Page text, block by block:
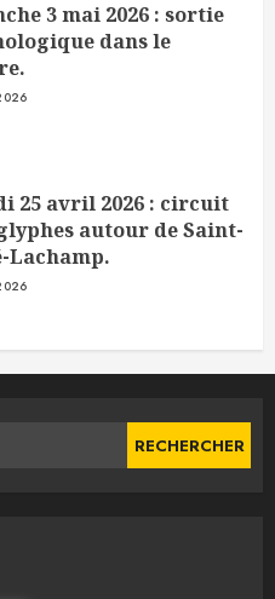
3 mai 2026 : sortie
dans le
25 avril 2026 : circuit
autour de Saint-
Lachamp.